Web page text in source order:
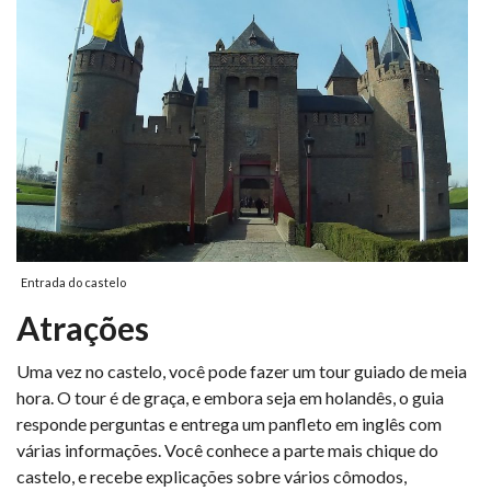
Entrada do castelo
Atrações
Uma vez no castelo, você pode fazer um tour guiado de meia
hora. O tour é de graça, e embora seja em holandês, o guia
responde perguntas e entrega um panfleto em inglês com
várias informações. Você conhece a parte mais chique do
castelo, e recebe explicações sobre vários cômodos,